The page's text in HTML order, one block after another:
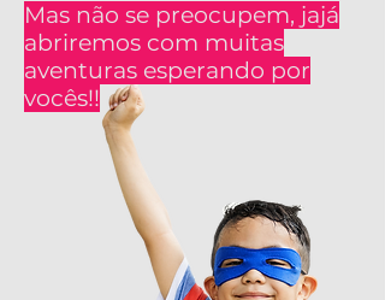
Mas não se preocupem, jajá
abriremos com muitas
aventuras esperando por
vocês!!